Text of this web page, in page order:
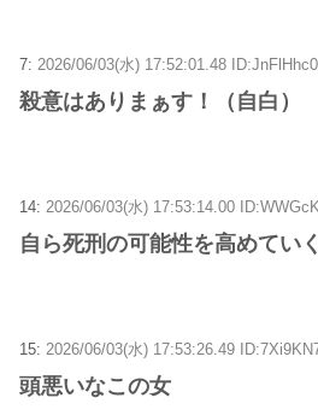
7: 2026/06/03(水) 17:52:01.48
殺意はありまぁす！（自白）
14: 2026/06/03(水) 17:53:14.00
自ら死刑の可能性を高めてい
15: 2026/06/03(水) 17:53:26.49
頭悪いなこの女